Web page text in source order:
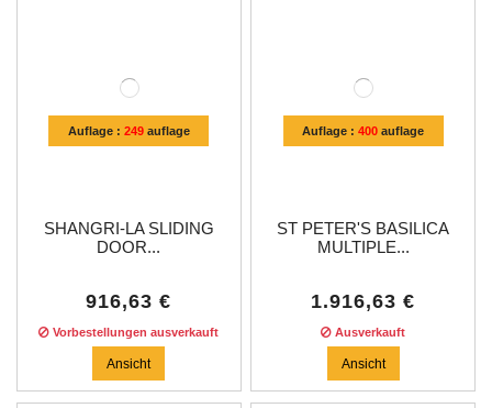
Auflage : 249auflage
SHANGRI-LA SLIDING
DOOR...
916,63 €
Vorbestellungen ausverkauft
Ansicht
Auflage :400 auflage
ST PETER'S BASILICA
MULTIPLE...
1.916,63 €
Ausverkauft
Ansicht